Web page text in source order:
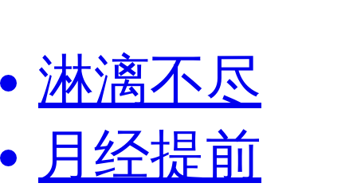
淋漓不尽
月经提前